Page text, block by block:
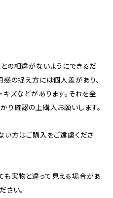
の相違がないようにできるだ
感の捉え方には個人差があり、
ズなどがあります。それを全
り確認の上購入お願いします。
い方はご購入をご遠慮くださ
も実物と違って見える場合があ
さい。